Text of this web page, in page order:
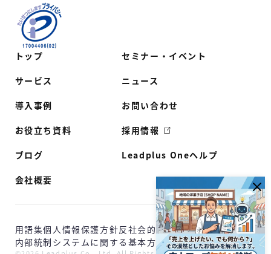
トップ
サービス
導入事例
お役立ち資料
ブログ
会社概要
セミナー・イベント
ニュース
お問い合わせ
採用情報
Leadplus Oneヘルプ
用語集個人情報保護方針反社会的勢力に対する基本方針
内部統制システムに関する基本方針